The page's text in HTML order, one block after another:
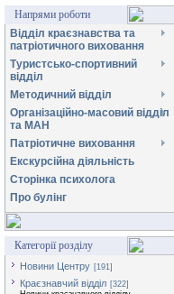
Напрями роботи
Відділ краєзнавства та
патріотичного виховання
Туристсько-спортивний
відділ
Методичний відділ
Організаційно-масовий відділ
та МАН
Патріотичне виховання
Екскурсійна діяльність
Сторінка психолога
Про булінг
Категорії розділу
Новини Центру [191]
Краєзнавчий відділ [322]